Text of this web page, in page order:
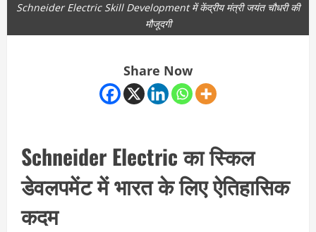
Schneider Electric Skill Development में केंद्रीय मंत्री जयंत चौधरी की
मौजूदगी
Share Now
Schneider Electric का स्किल
डेवलपमेंट में भारत के लिए ऐतिहासिक
कदम